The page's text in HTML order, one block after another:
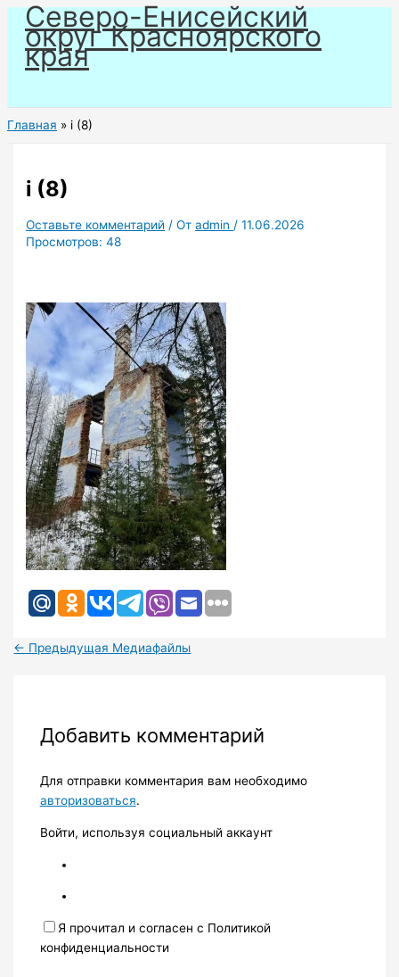
Перейти
содержимому
Северо-Енисейский
округ Красноярского
края
Главная i (8)
i (8)
Оставьте комментарий / Отadmin /11.06.2026
Просмотров: 48
← Предыдущая Медиафайлы
Добавить комментарий
Для отправки комментария вам необходимо
авторизоваться.
Войти, используя социальный аккаунт
Я прочитал и согласен с Политикой
конфиденциальности